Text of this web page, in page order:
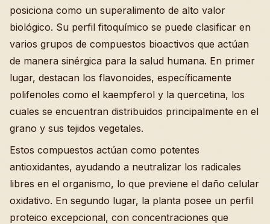
posiciona como un superalimento de alto valor
biológico. Su perfil fitoquímico se puede clasificar en
varios grupos de compuestos bioactivos que actúan
de manera sinérgica para la salud humana. En primer
lugar, destacan los flavonoides, específicamente
polifenoles como el kaempferol y la quercetina, los
cuales se encuentran distribuidos principalmente en el
grano y sus tejidos vegetales.
Estos compuestos actúan como potentes
antioxidantes, ayudando a neutralizar los radicales
libres en el organismo, lo que previene el daño celular
oxidativo. En segundo lugar, la planta posee un perfil
proteico excepcional, con concentraciones que